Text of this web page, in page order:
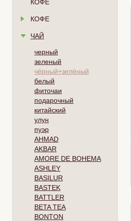
КОФЕ
КОФЕ
ЧАЙ
черный
зеленый
чёрный+зелёный
белый
фиточаи
подарочный
китайский
улун
пуэр
AHMAD
AKBAR
AMORE DE BOHEMA
ASHLEY
BASILUR
BASTEK
BATTLER
BETA TEA
BONTON